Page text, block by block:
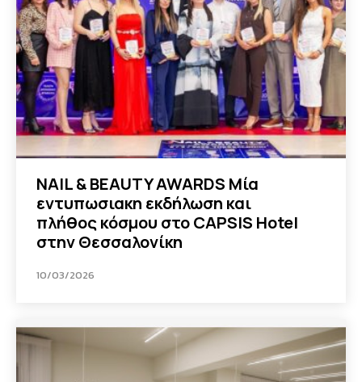
NAIL & BEAUTY AWARDS Μία
εντυπωσιακη εκδήλωση και
πλήθος κόσμου στο CAPSIS Hotel
στην Θεσσαλονίκη
10/03/2026